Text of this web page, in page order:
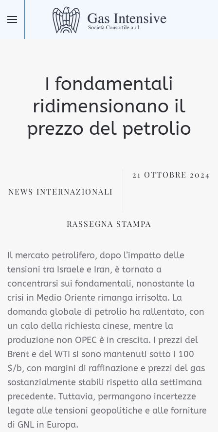
Skip to main content
I fondamentali
ridimensionano il
prezzo del petrolio
NEWS INTERNAZIONALI
21 OTTOBRE 2024
RASSEGNA STAMPA
Il mercato petrolifero, dopo l’impatto delle
tensioni tra Israele e Iran, è tornato a
concentrarsi sui fondamentali, nonostante la
crisi in Medio Oriente rimanga irrisolta. La
domanda globale di petrolio ha rallentato, con
un calo della richiesta cinese, mentre la
produzione non OPEC è in crescita. I prezzi del
Brent e del WTI si sono mantenuti sotto i 100
$/b, con margini di raffinazione e prezzi del gas
sostanzialmente stabili rispetto alla settimana
precedente. Tuttavia, permangono incertezze
legate alle tensioni geopolitiche e alle forniture
di GNL in Europa.